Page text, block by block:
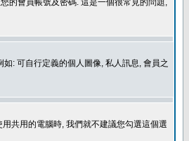
的會員帳號及密碼. 這是一個很常見的問題,
: 可自行定義的個人圖像, 私人訊息, 會員之
共用的電腦時, 我們就不建議您勾選這個選